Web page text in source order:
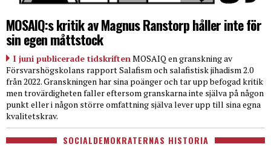
MOSAIQ:s kritik av Magnus Ranstorp håller inte för
sin egen måttstock
I juni publicerade tidskriften MOSAIQ en granskning av
Försvarshögskolans rapport Salafism och salafistisk jihadism 2.0
från 2022. Granskningen har sina poänger och tar upp befogad kritik
men trovärdigheten faller eftersom granskarna inte själva på någon
punkt eller i någon större omfattning själva lever upp till sina egna
kvalitetskrav.
SOCIALDEMOKRATERNAS HISTORIA